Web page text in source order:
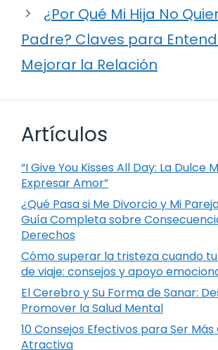
¿Por Qué Mi Hija No
Padre? Claves para
Mejorar la Relación
Artículos
“I Give You Kisses All Day: La Dulce
Expresar Amor”
¿Qué Pasa si Me Divorcio y Mi
Guía Completa sobre
Derechos
Cómo superar la tristeza cuando
de viaje: consejos y apoyo
El Cerebro y Su Forma de Sanar:
Promover la Salud Mental
10 Consejos Efectivos para Ser
Atractiva